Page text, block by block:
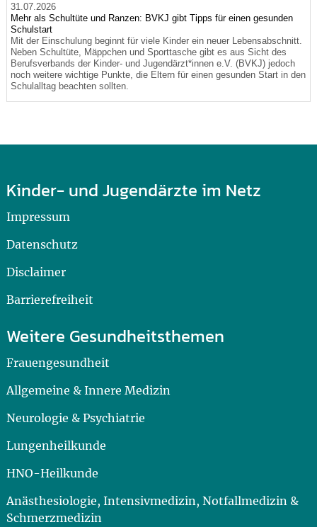
31.07.2026
Mehr als Schultüte und Ranzen: BVKJ gibt Tipps für einen gesunden
Schulstart
Mit der Einschulung beginnt für viele Kinder ein neuer Lebensabschnitt.
Neben Schultüte, Mäppchen und Sporttasche gibt es aus Sicht des
Berufsverbands der Kinder- und Jugendärzt*innen e.V. (BVKJ) jedoch
noch weitere wichtige Punkte, die Eltern für einen gesunden Start in den
Schulalltag beachten sollten.
Kinder- und Jugendärzte im Netz
Impressum
Datenschutz
Disclaimer
Barrierefreiheit
Weitere Gesundheitsthemen
Frauengesundheit
Allgemeine & Innere Medizin
Neurologie & Psychiatrie
Lungenheilkunde
HNO-Heilkunde
Anästhesiologie, Intensivmedizin, Notfallmedizin &
Schmerzmedizin